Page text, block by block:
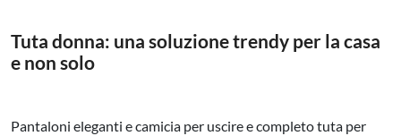
Tuta donna: una soluzione trendy per la casa
e non solo
Pantaloni eleganti e camicia per uscire e completo tuta per